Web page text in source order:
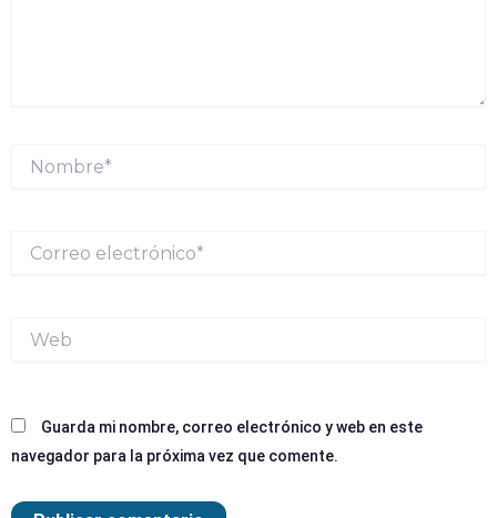
electrónico*
Guarda mi nombre, correo electrónico y web en este
navegador para la próxima vez que comente.